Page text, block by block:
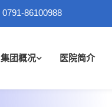
0791-86100988
集团概况 医院简介